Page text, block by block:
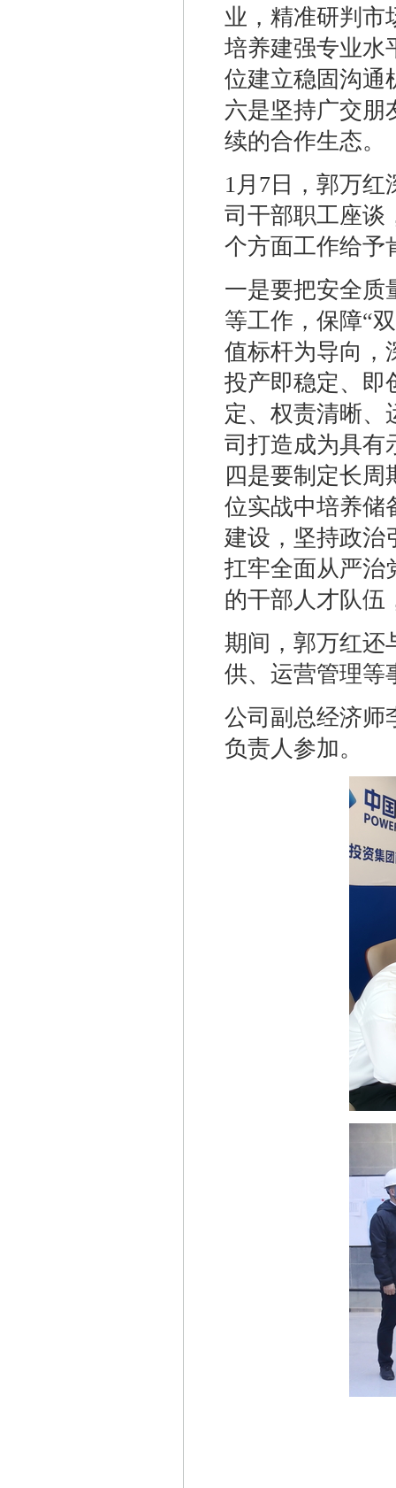
业，精准研判市
培养建强专业水
位建立稳固沟通
六是坚持广交朋
续的合作生态。
1月7日，郭万
司干部职工座谈
个方面工作给予
一是要把安全质
等工作，保障“
值标杆为导向，
投产即稳定、即
定、权责清晰、
司打造成为具有
四是要制定长
位实战中培养储
建设，坚持政治
扛牢全面从严治
的干部人才队伍
期间，郭万红还
供、运营管理等
公司副总经济师
负责人参加。